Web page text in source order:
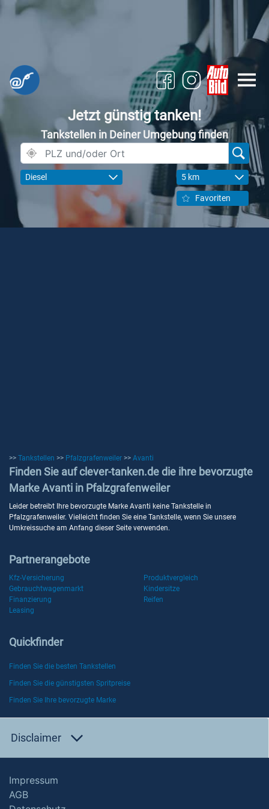
Jetzt günstig tanken!
Tankstellen in Deiner Umgebung finden
Diesel 5 km
Favoriten
>> Tankstellen >> Pfalzgrafenweiler >> Avanti
Finden Sie auf clever-tanken.de die ihre bevorzugte
Marke Avanti in Pfalzgrafenweiler
Leider betreibt Ihre bevorzugte Marke Avanti keine Tankstelle in
Pfalzgrafenweiler. Vielleicht finden Sie eine Tankstelle, wenn Sie unsere
Umkreissuche am Anfang dieser Seite verwenden.
Partnerangebote
Kfz-Versicherung
Produktvergleich
Gebrauchtwagenmarkt
Kindersitze
Finanzierung
Reifen
Leasing
Quickfinder
Finden Sie die besten Tankstellen
Finden Sie die günstigsten Spritpreise
Finden Sie Ihre bevorzugte Marke
Disclaimer
Impressum
AGB